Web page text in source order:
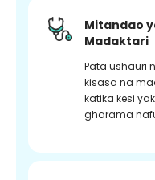
Mitandao
Madaktari
Pata ushauri
kisasa na
katika kesi
gharama